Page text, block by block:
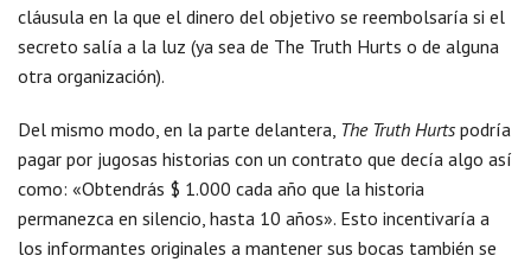
cláusula en la que el dinero del objetivo se reembolsaría si el
secreto salía a la luz (ya sea de The Truth Hurts o de alguna
otra organización).
Del mismo modo, en la parte delantera, The Truth Hurts podría
pagar por jugosas historias con un contrato que decía algo así
como: «Obtendrás $ 1.000 cada año que la historia
permanezca en silencio, hasta 10 años». Esto incentivaría a
los informantes originales a mantener sus bocas también se